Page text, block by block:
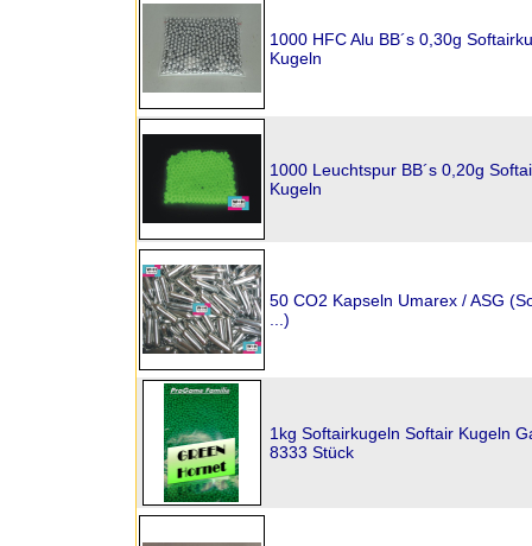
1000 HFC Alu BB´s 0,30g
Kugeln
1000 Leuchtspur BB´s 0,20g
Kugeln
50 CO2 Kapseln Umarex / ASG
...)
1kg Softairkugeln Softair Kugeln
8333 Stück